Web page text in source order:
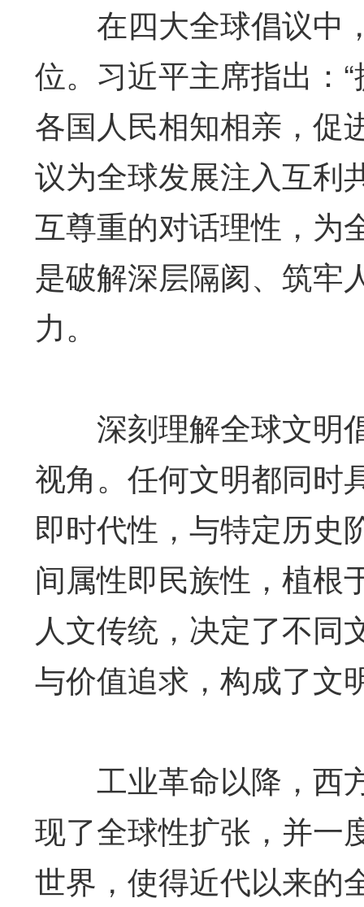
在四大全球倡议中
位。习近平主席指出：
各国人民相知相亲，促
议为全球发展注入互利
互尊重的对话理性，为
是破解深层隔阂、筑牢
力。
深刻理解全球文明
视角。任何文明都同时
即时代性，与特定历史
间属性即民族性，植根
人文传统，决定了不同
与价值追求，构成了文
工业革命以降，西
现了全球性扩张，并一
世界，使得近代以来的